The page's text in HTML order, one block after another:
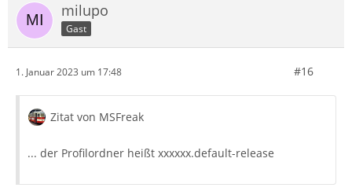
milupo
Gast
1. Januar 2023 um 17:48 #16
Zitat von MSFreak
... der Profilordner heißt xxxxxx.default-release